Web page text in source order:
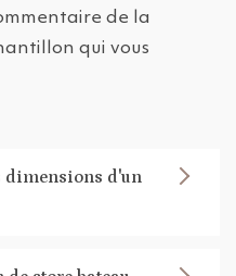
de la
qui vous
dimensions d'un